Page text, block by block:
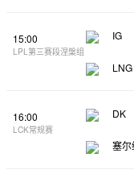
15:00
LPL第三赛段涅槃组
IG
LNG
16:00
LCK常规赛
DK
塞尔